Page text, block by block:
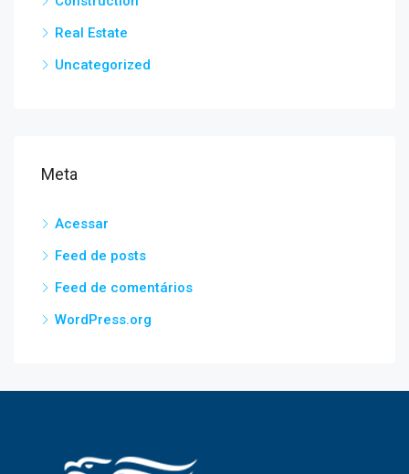
Real Estate
Uncategorized
Meta
Acessar
Feed de posts
Feed de comentários
WordPress.org